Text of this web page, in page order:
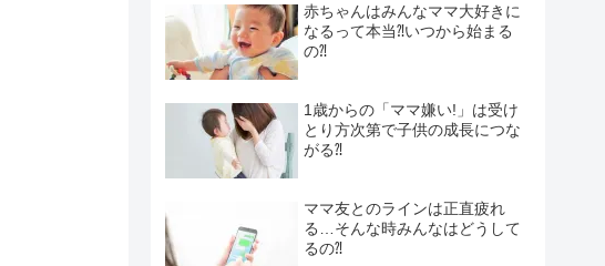
赤ちゃんはみんなママ大好きに
なるって本当⁈いつから始まる
の⁈
1歳からの「ママ嫌い!」は受け
とり方次第で子供の成長につな
がる⁈
ママ友とのラインは正直疲れ
る…そんな時みんなはどうして
るの⁈